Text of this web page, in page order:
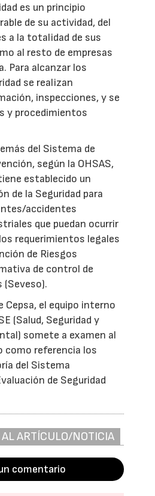
es un principio
de su actividad, del
a la totalidad de sus
al resto de empresas
Para alcanzar los
se realizan
inspecciones, y se
y procedimientos
del Sistema de
según la OHSAS,
establecido un
de la Seguridad para
accidentes
que puedan ocurrir
requerimientos legales
de Riesgos
de control de
(Seveso).
Cepsa, el equipo interno
(Salud, Seguridad y
somete a examen al
como referencia los
del Sistema
de Seguridad
ARTÍCULO/NOTICIA
comentario